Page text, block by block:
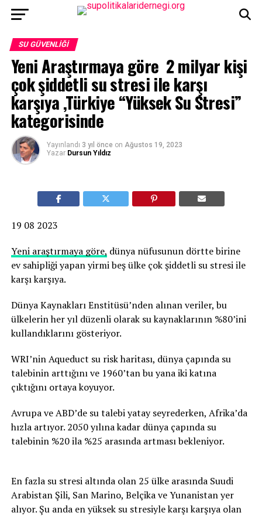
SU GÜVENLIĞI
Yeni Araştırmaya göre 2 milyar kişi
çok şiddetli su stresi ile karşı
karşıya ,Türkiye “Yüksek Su Stresi”
kategorisinde
Yayınlandı 3 yıl önce on Ağustos 19, 2023
Yazar Dursun Yıldız
19 08 2023
Yeni araştırmaya göre, dünya nüfusunun dörtte birine
ev sahipliği yapan yirmi beş ülke çok şiddetli su stresi ile
karşı karşıya.
Dünya Kaynakları Enstitüsü’nden alınan veriler, bu
ülkelerin her yıl düzenli olarak su kaynaklarının %80’ini
kullandıklarını gösteriyor.
WRI’nin Aqueduct su risk haritası, dünya çapında su
talebinin arttığını ve 1960’tan bu yana iki katına
çıktığını ortaya koyuyor.
Avrupa ve ABD’de su talebi yatay seyrederken, Afrika’da
hızla artıyor. 2050 yılına kadar dünya çapında su
talebinin %20 ila %25 arasında artması bekleniyor.
En fazla su stresi altında olan 25 ülke arasında Suudi
Arabistan Şili, San Marino, Belçika ve Yunanistan yer
alıyor. Şu anda en yüksek su stresiyle karşı karşıya olan